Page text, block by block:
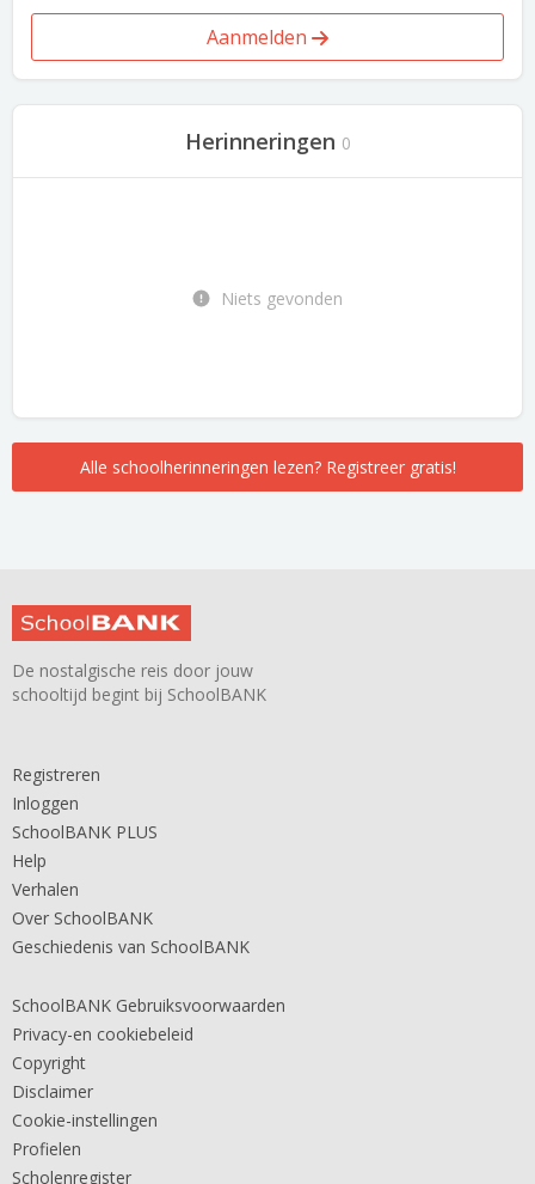
Aanmelden
Herinneringen 0
Niets gevonden
Alle schoolherinneringen lezen? Registreer gratis!
De nostalgische reis door jouw
schooltijd begint bij SchoolBANK
Registreren
Inloggen
SchoolBANK PLUS
Help
Verhalen
Over SchoolBANK
Geschiedenis van SchoolBANK
SchoolBANK Gebruiksvoorwaarden
Privacy-en cookiebeleid
Copyright
Disclaimer
Cookie-instellingen
Profielen
Scholenregister